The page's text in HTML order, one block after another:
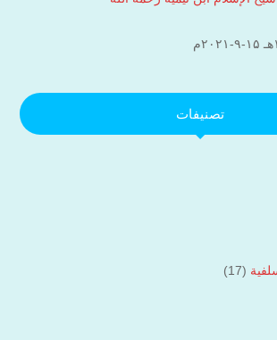
تصنيفات
(17)